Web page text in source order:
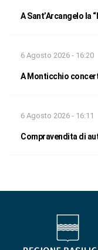
A Sant’Arcangelo la
6 Agosto 2026 - 16:20
A Monticchio
6 Agosto 2026 - 16:11
Compravendita di